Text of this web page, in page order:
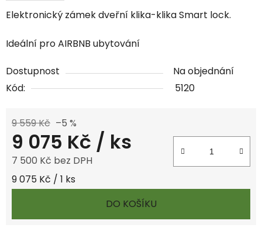
Elektronický zámek dveřní klika-klika Smart lock.
Ideální pro AIRBNB ubytování
Dostupnost
Na objednání
Kód:
5120
9 559 Kč –5 %
9 075 Kč / ks
7 500 Kč bez DPH
Měrná cena:
9 075 Kč / 1 ks
DO KOŠÍKU